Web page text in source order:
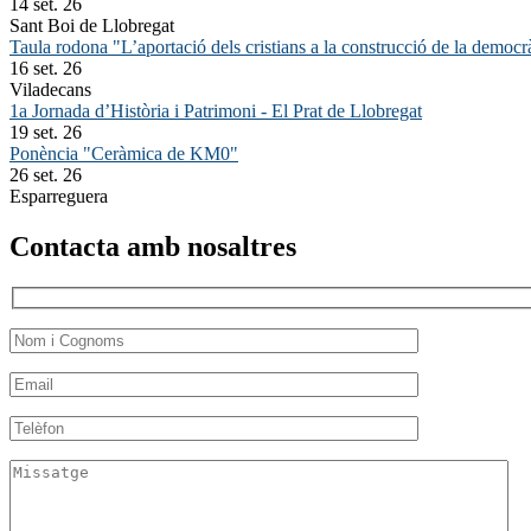
Sant Boi de Llobregat
Taula rodona "L’aportació dels cristians a la construcció de la
16 set. 26
Viladecans
1a Jornada d’Història i Patrimoni - El Prat de Llobregat
19 set. 26
Ponència "Ceràmica de KM0"
26 set. 26
Esparreguera
Contacta amb nosaltres